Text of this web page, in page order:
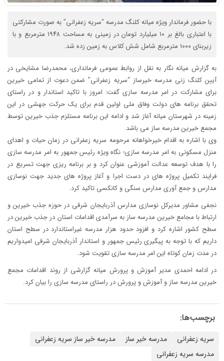
️با حضور فرماندار ویژه میانه کلنگ مدرسه “سریه زعفرانی” به صورت مشارکتی
با اعتباری بالغ بر ۱۰ میلیارد تومان در زمینی به مساحت ۱۹۴۸ مترمربع و با
زیربنای ۱۰۰۰ مترمربع شامل شش کلاس به زمین زده شد.
ب️ه گزارش میانه نگار به نقل از روابط عمومی فرمانداری، محمدرضا مشایخی در
آیین کلنگ زنی مدرسه خیرساز “سریه زعفرانی” ضمن دعوت از تمامی خیرین
برای مشارکت در امر مدرسه سازی گفت: امروز با تاکید استاندار و در راستای
تحقق برنامه های دولت وفاق ملی اولین قدم برای یک حرکت جهشی در این
زمینه در شهرستان میانه آغاز شد و ادامه این برنامه مستلزم جذب خیرین توسط
مجمع خیرین مدرسه ساز می باشد.
وی با اشاره به اقدام خیرخواهانه مرحومه سریه زعفرانی در زمان حیات و اهدای
منزل مسکونی به امر مدرسه سازی؛ نگاه ویژه رئیس جمهور به امر مدرسه سازی
را با هدف توسعه عدالت آموزشی عنوان کرد و بر برنامه ریزی جهت تسریع در
فرایند تکمیل پروژه های در دست اجرا و آغاز پروژه های جدید جهت نوسازی
مدارس و جمع آوری مدارس سنگی و کانکسی تاکید کرد.
نجفی مشاور مدیرکل نوسازی مدارس آذربایجان شرقی در حوزه جذب خیرین و
ارتباط با مجامع خیرین مدرسه ساز به سرآمدی اقدامات استان در جذب خیرین در
سطح کشور اشاره کرد و افزود حدود هزار مدرسه غیراستاندارد در سطح استان
داریم که با توجه به پیگیری رئیس جمهور و استاندار آذربایجان شرقی امیدواریم
در مدت زمان کوتاه این امر مدرسه سازی تقویت شود.
در ادامه احمدی مدیر آموزش و پرورش میانه گزارشی از روند اقدامات مجمع
خیرین مدرسه ساز و آموزش و پرورش در راستای مدرسه سازی را بیان کرد.
برچسب‌ها:
سریه زعفرانی مدرسه خیر ساز
مدرسه خیر ساز سریه زعفرانی
مدرسه سریه زعفرانی